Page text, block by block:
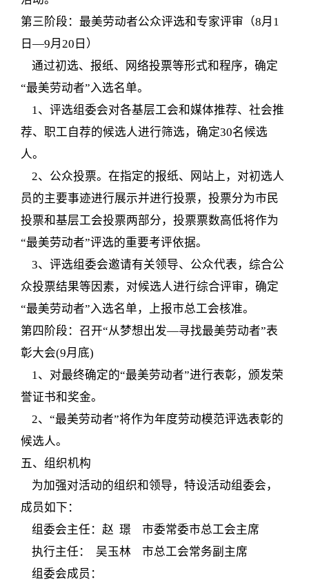
第三阶段：最美劳动者公众评选和专家评审（8月1
日—9月20日）
通过初选、报纸、网络投票等形式和程序，确定
“最美劳动者”入选名单。
1、评选组委会对各基层工会和媒体推荐、社会推
荐、职工自荐的候选人进行筛选，确定30名候选
人。
2、公众投票。在指定的报纸、网站上，对初选人
员的主要事迹进行展示并进行投票，投票分为市民
投票和基层工会投票两部分，投票票数高低将作为
“最美劳动者”评选的重要考评依据。
3、评选组委会邀请有关领导、公众代表，综合公
众投票结果等因素，对候选人进行综合评审，确定
“最美劳动者”入选名单，上报市总工会核准。
第四阶段：召开“从梦想出发—寻找最美劳动者”表
彰大会(9月底)
1、对最终确定的“最美劳动者”进行表彰，颁发荣
誉证书和奖金。
2、“最美劳动者”将作为年度劳动模范评选表彰的
候选人。
五、组织机构
为加强对活动的组织和领导，特设活动组委会，
成员如下：
组委会主任：赵 璟 市委常委市总工会主席
执行主任： 吴玉林 市总工会常务副主席
组委会成员：